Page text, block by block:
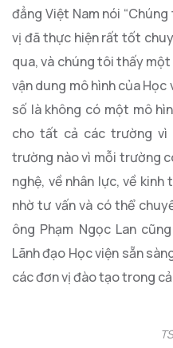
đẳng Việt Nam nói
vị đã thực hiện rất tốt
qua, và chúng tôi thấy
vận dung mô hình của
số là không có một mô
cho tất cả các trường vì
trường nào vì mỗi trường
nghệ, về nhân lực, về
nhờ tư vấn và có thể
ông Phạm Ngọc Lan
Lãnh đạo Học viện sẵn
các đơn vị đào tạo trong